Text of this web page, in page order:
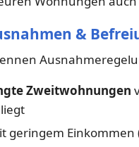
&
Zweitwohnungen
geringem Einkommen